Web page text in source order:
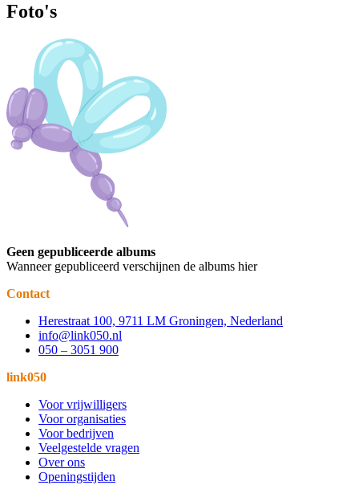
Foto's
Geen gepubliceerde albums
Wanneer gepubliceerd verschijnen de albums hier
Contact
Herestraat 100, 9711 LM Groningen, Nederland
info@link050.nl
050 – 3051 900
link050
Voor vrijwilligers
Voor organisaties
Voor bedrijven
Veelgestelde vragen
Over ons
Openingstijden